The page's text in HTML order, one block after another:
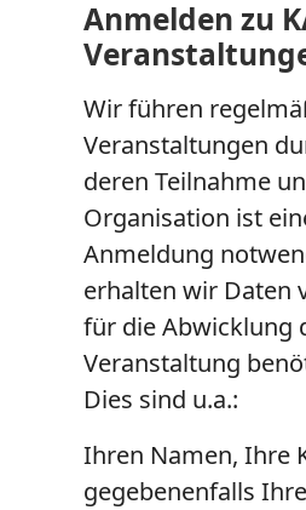
Anmelden zu
Wir führen
Veranstaltungen
deren Teilnahme
Organisation ist
Anmeldung
erhalten wir Daten
für die Abwicklung
Veranstaltung
Dies sind u.a.:
Ihren Namen, Ihre
gegebenenfalls Ihre